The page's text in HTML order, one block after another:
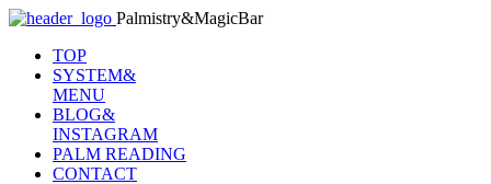
Palmistry&MagicBar
TOP
SYSTEM&
MENU
BLOG&
INSTAGRAM
PALM READING
CONTACT